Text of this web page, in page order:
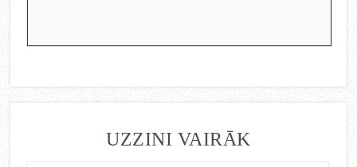
UZZINI VAIRĀK